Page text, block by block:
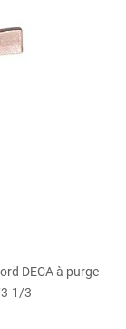
DECA à purge
1/3